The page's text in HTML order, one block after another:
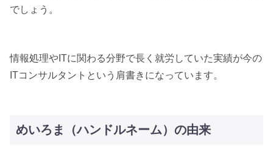
でしょう。
情報処理やITに関わる分野で長く就労していた実績が今の
ITコンサルタントという肩書きになっています。
めいろま（ハンドルネーム）の由来